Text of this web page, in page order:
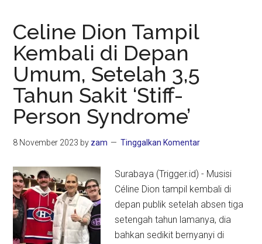
Celine Dion Tampil
Kembali di Depan
Umum, Setelah 3,5
Tahun Sakit ‘Stiff-
Person Syndrome’
8 November 2023 by zam Tinggalkan Komentar
Surabaya (Trigger.id) - Musisi
Céline Dion tampil kembali di
depan publik setelah absen tiga
setengah tahun lamanya, dia
bahkan sedikit bernyanyi di